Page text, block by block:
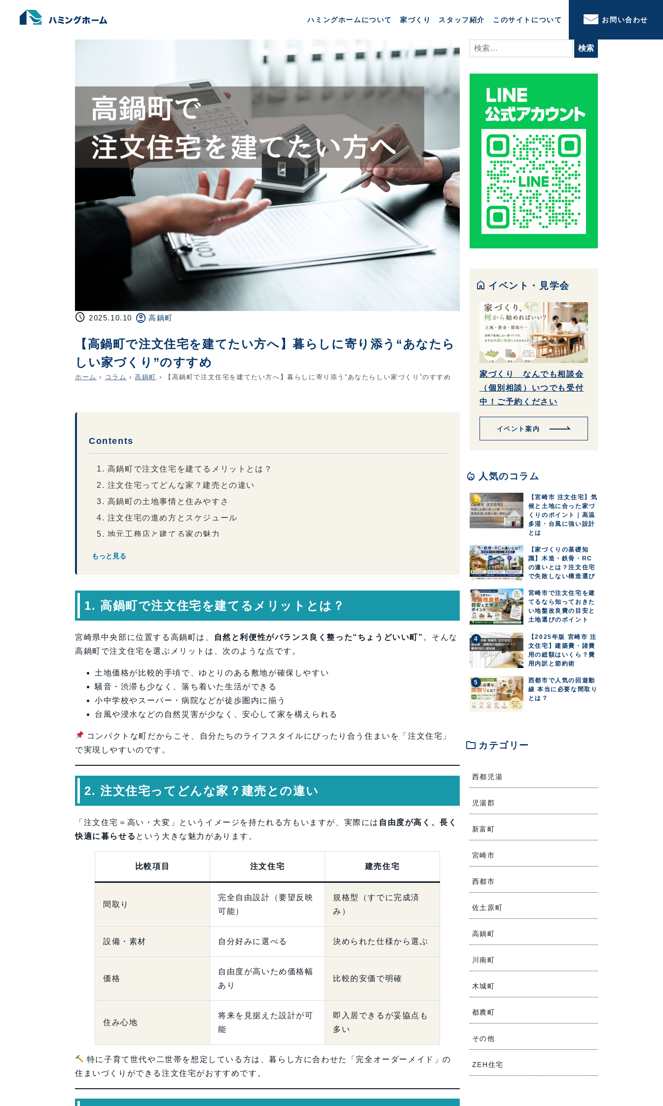
ハミングホームについて 家づくり スタッフ紹介 このサイトについて お問い合わせ
schedule 2025.10.10 account_circle 高鍋町
【高鍋町で注文住宅を建てたい方へ】暮らしに寄り添う“あなたら
しい家づくり”のすすめ
ホーム › コラム › 高鍋町 › 【高鍋町で注文住宅を建てたい方へ】暮らしに寄り添う“あなたらしい家づくり”のすすめ
Contents
1. 高鍋町で注文住宅を建てるメリットとは？
2. 注文住宅ってどんな家？建売との違い
3. 高鍋町の土地事情と住みやすさ
4. 注文住宅の進め方とスケジュール
5. 地元工務店と建てる家の魅力
9. まとめ：高鍋町で“理想の住まい”をカタチにするために
もっと見る
1. 高鍋町で注文住宅を建てるメリットとは？
宮崎県中央部に位置する高鍋町は、 自然と利便性がバランス良く整った“ちょうどいい町” 。そんな
高鍋町で注文住宅を選ぶメリットは、次のような点です。
土地価格が比較的手頃で、ゆとりのある敷地が確保しやすい
騒音・渋滞も少なく、落ち着いた生活ができる
小中学校やスーパー・病院などが徒歩圏内に揃う
台風や浸水などの自然災害が少なく、安心して家を構えられる
コンパクトな町だからこそ、自分たちのライフスタイルにぴったり合う住まいを「注文住宅」
で実現しやすいのです。
2. 注文住宅ってどんな家？建売との違い
「注文住宅＝高い・大変」というイメージを持たれる方もいますが、実際には 自由度が高く、長く
快適に暮らせる という大きな魅力があります。
比較項目 注文住宅 建売住宅
間取り
完全自由設計（要望反映
可能）
規格型（すでに完成済
み）
設備・素材 自分好みに選べる 決められた仕様から選ぶ
価格
自由度が高いため価格幅
あり
比較的安価で明確
住み心地
将来を見据えた設計が可
能
即入居できるが妥協点も
多い
特に子育て世代や二世帯を想定している方は、暮らし方に合わせた「完全オーダーメイド」の
住まいづくりができる注文住宅がおすすめです。
検
索:
home イベント・見学会
家づくり なんでも相談会
（個別相談）いつでも受付
中！ご予約ください
イベント案内
local_fire_department 人気のコラム
【宮崎市 注文住宅】気
候と土地に合った家づ
くりのポイント｜高温
多湿・台風に強い設計
とは
【家づくりの基礎知
識】木造・鉄骨・RC
の違いとは？注文住宅
で失敗しない構造選び
宮崎市で注文住宅を建
てるなら知っておきた
い地盤改良費の目安と
土地選びのポイント
【2025年版 宮崎市 注
文住宅】建築費・諸費
用の総額はいくら？費
用内訳と節約術
西都市で人気の回遊動
線 本当に必要な間取り
とは？
folder カテゴリー
西都児湯
児湯郡
新富町
宮崎市
西都市
佐土原町
高鍋町
川南町
木城町
都農町
その他
ZEH住宅